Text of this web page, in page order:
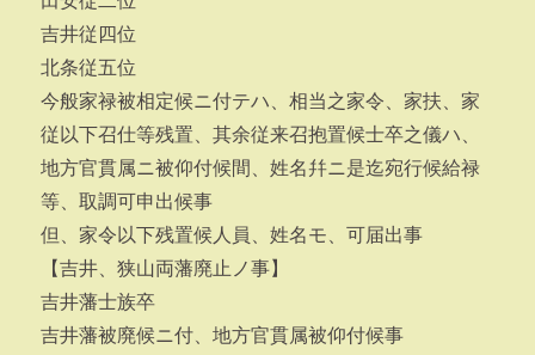
吉井従四位
北条従五位
今般家禄被相定候ニ付テハ、相当之家令、家扶、家
従以下召仕等残置、其余従来召抱置候士卒之儀ハ、
地方官貫属ニ被仰付候間、姓名幷ニ是迄宛行候給禄
等、取調可申出候事
但、家令以下残置候人員、姓名モ、可届出事
【吉井、狭山両藩廃止ノ事】
吉井藩士族卒
吉井藩被廃候ニ付、地方官貫属被仰付候事